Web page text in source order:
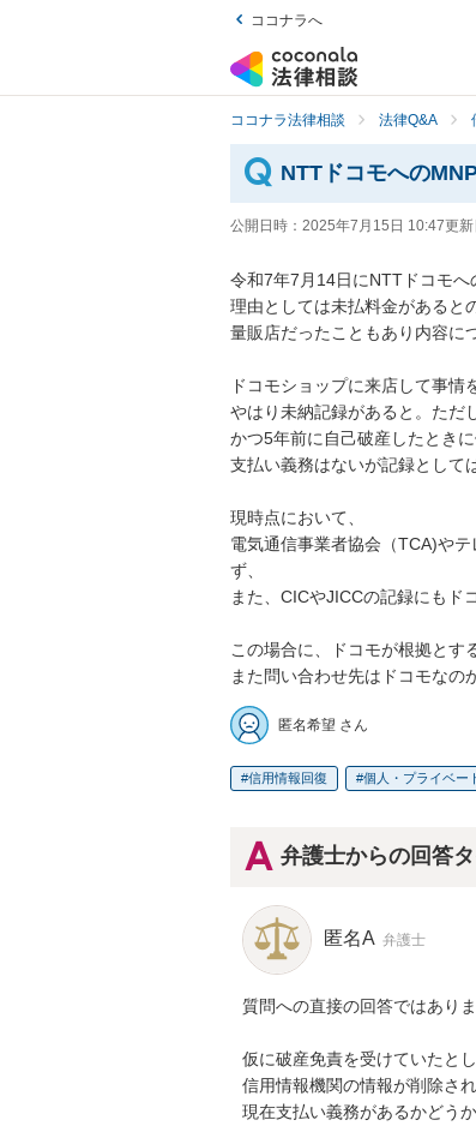
ココナラへ
ココナラ法律相談 法律Q&A
NTTドコモへの
公開日時： 2025年7月15日 10:47更新
令和7年7月14日にNTTドコモへ
理由としては未払料金があると
量販店だったこともあり内容に
ドコモショップに来店して事情
やはり未納記録があると。ただ
かつ5年前に自己破産したとき
支払い義務はないが記録として
現時点において、
電気通信事業者協会（TCA)や
ず、
また、CICやJICCの記録にもド
この場合に、ドコモが根拠とす
また問い合わせ先はドコモなの
匿名希望 さん
信用情報回復 個人・プライベー
弁護士からの回答
匿名A 弁護士
質問への直接の回答ではありま
仮に破産免責を受けていたと
信用情報機関の情報が削除さ
現在支払い義務があるかどうか